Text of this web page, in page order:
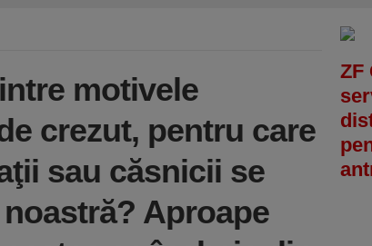
motivele
crezut, pentru care
sau căsnicii se
Aproape
ZF